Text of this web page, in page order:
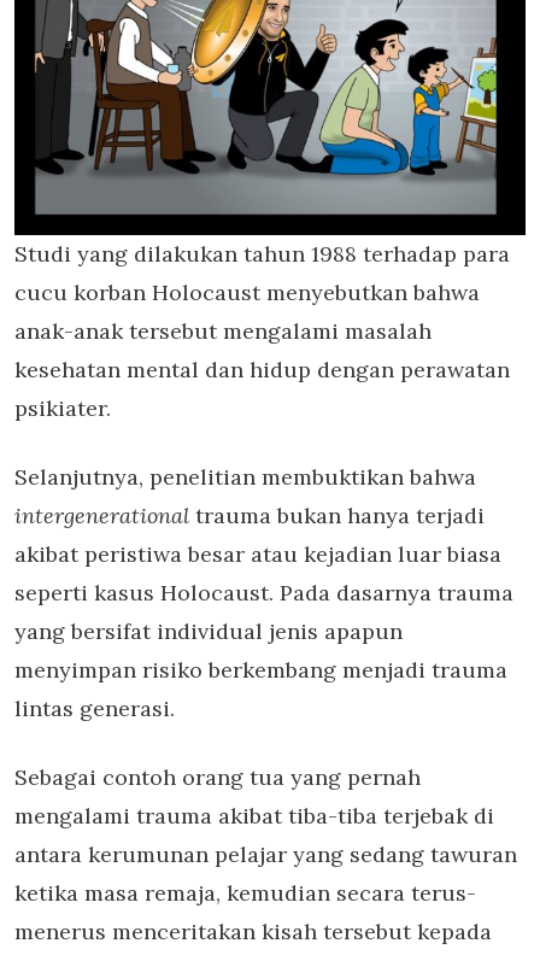
Studi yang dilakukan tahun 1988 terhadap para
cucu korban Holocaust menyebutkan bahwa
anak-anak tersebut mengalami masalah
kesehatan mental dan hidup dengan perawatan
psikiater.
Selanjutnya, penelitian membuktikan bahwa
intergenerational trauma bukan hanya terjadi
akibat peristiwa besar atau kejadian luar biasa
seperti kasus Holocaust. Pada dasarnya trauma
yang bersifat individual jenis apapun
menyimpan risiko berkembang menjadi trauma
lintas generasi.
Sebagai contoh orang tua yang pernah
mengalami trauma akibat tiba-tiba terjebak di
antara kerumunan pelajar yang sedang tawuran
ketika masa remaja, kemudian secara terus-
menerus menceritakan kisah tersebut kepada